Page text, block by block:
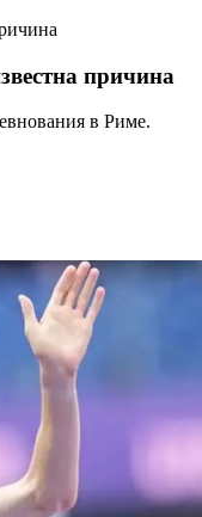
причина
в Риме.